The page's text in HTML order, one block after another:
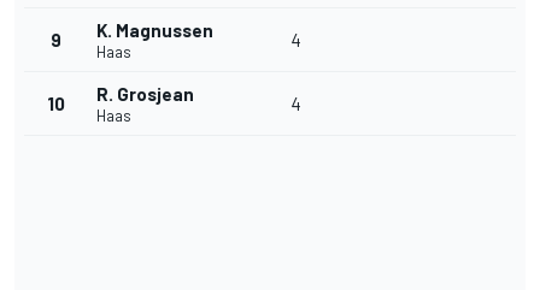
9 K. Magnussen
Haas
4
10 R. Grosjean
Haas
4